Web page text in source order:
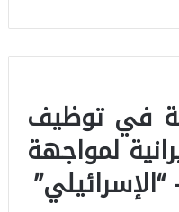
في توظيف
لمواجهة